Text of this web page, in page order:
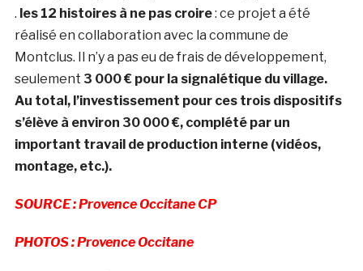
. les 12 histoires à ne pas croire: ce projet a été
réalisé en collaboration avec la commune de
Montclus. Il n’y a pas eu de frais de développement,
seulement 3 000 € pour la signalétique du village.
Au total, l’investissement pour ces trois dispositifs
s’élève à environ 30 000 €, complété par un
important travail de production interne (vidéos,
montage, etc.).
SOURCE : Provence Occitane CP
PHOTOS : Provence Occitane